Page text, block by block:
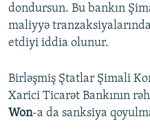
dondursun. Bu bankın
maliyyə
etdiyi iddia olunur.
Birləşmiş Ştatlar Şimali
Xarici Ticarət Bankının
Won-a da sanksiya